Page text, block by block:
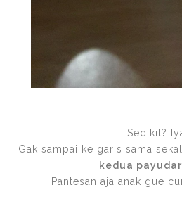
Sedikit?
Gak sampai ke garis sama
kedua
Pantesan aja anak gue